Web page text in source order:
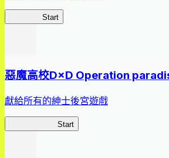
Start
惡魔高校D×D Operation
獻給所有的紳士後宮遊戲
Start